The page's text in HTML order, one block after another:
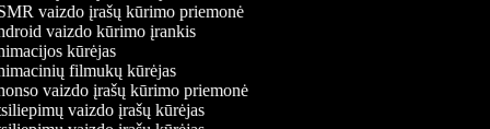
vaizdo įrašų kūrimo priemonė
vaizdo kūrimo įrankis
kūrėjas
filmukų kūrėjas
vaizdo įrašų kūrimo priemonė
vaizdo įrašų kūrėjas